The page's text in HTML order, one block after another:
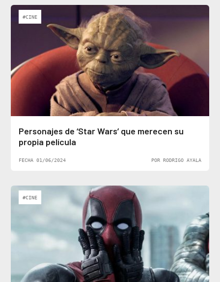
#CINE
Personajes de ‘Star Wars’ que merecen su
propia película
FECHA 01/06/2024 POR RODRIGO AYALA
#CINE